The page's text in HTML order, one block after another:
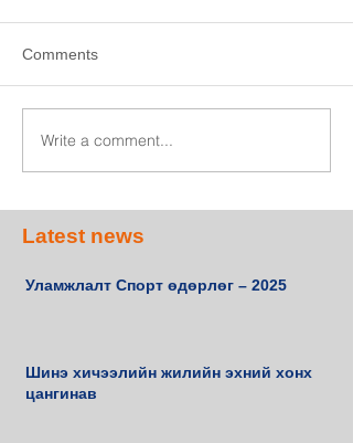
Comments
Write a comment...
Latest news
Уламжлалт Спорт өдөрлөг – 2025
Шинэ хичээлийн жилийн эхний хонх
цангинав